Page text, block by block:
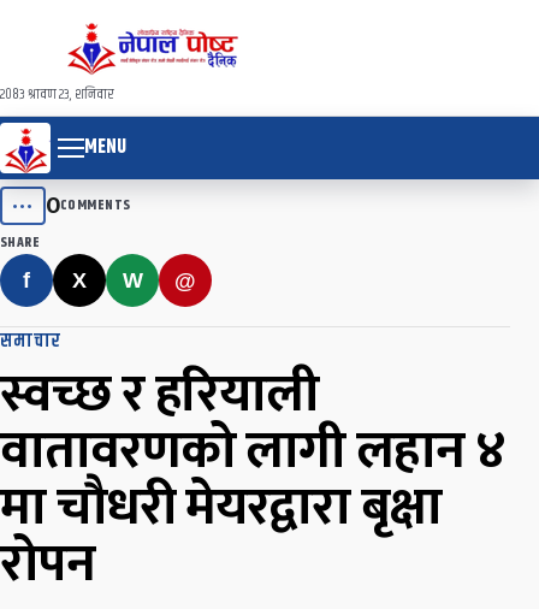
२०८३ श्रावण २३, शनिवार
MENU
••• 0COMMENTS
SHARE
f X W @
समाचार
स्वच्छ र हरियाली
वातावरणको लागी लहान ४
मा चौधरी मेयरद्वारा बृक्षा
रोपन